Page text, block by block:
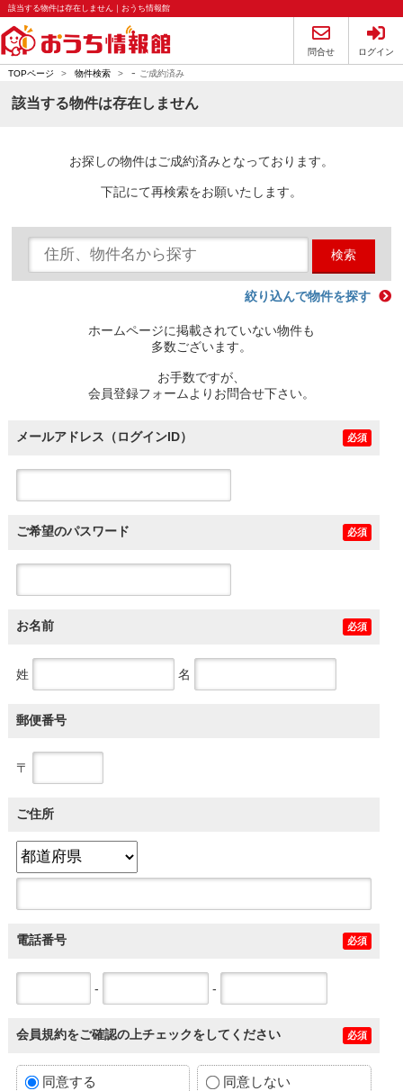
該当する物件は存在しません｜おうち情報館
問合せ ログイン
TOPページ > 物件検索 > - ご成約済み
該当する物件は存在しません
お探しの物件はご成約済みとなっております。
下記にて再検索をお願いたします。
検索
絞り込んで物件を探す
ホームページに掲載されていない物件も
多数ございます。
お手数ですが、
会員登録フォームよりお問合せ下さい。
メールアドレス（ログインID） 必須
ご希望のパスワード 必須
お名前 必須
姓 名
郵便番号
〒
ご住所
電話番号 必須
- -
会員規約をご確認の上チェックをしてください 必須
同意する 同意しない